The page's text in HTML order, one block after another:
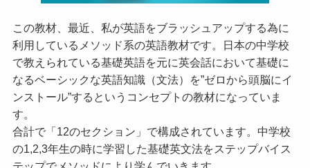
この教材、最近、私が英語をブラッシュアップする為に
利用しているメソッド系の英語教材です。日本の中学校
で教えられている基礎英語を元に英会話において基礎に
なるベーシックな英語知識（文法）を”ゼロから頭脳にイ
ンストール”するというコンセプトの教材になっていま
す。
合計で「12のセクション」で構成されています。中学校
の1,2,3年生の時に学習した基礎英文法をステップバイス